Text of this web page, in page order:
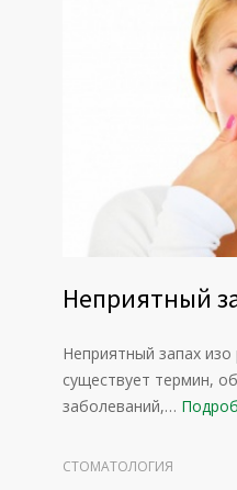
Неприятный
Неприятный запах
существует термин,
заболеваний,…
СТОМАТОЛОГИЯ